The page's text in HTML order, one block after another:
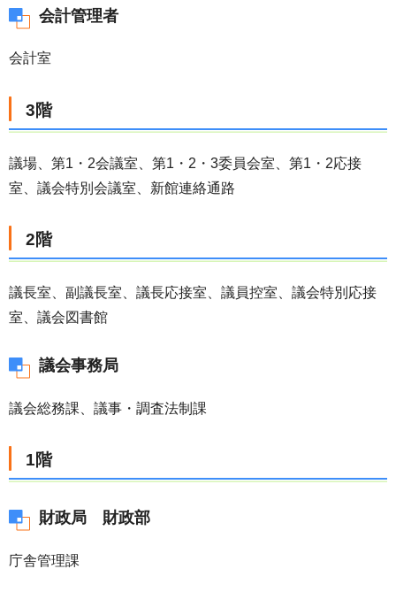
会計管理者
会計室
3階
議場、第1・2会議室、第1・2・3委員会室、第1・2応接
室、議会特別会議室、新館連絡通路
2階
議長室、副議長室、議長応接室、議員控室、議会特別応接
室、議会図書館
議会事務局
議会総務課、議事・調査法制課
1階
財政局 財政部
庁舎管理課